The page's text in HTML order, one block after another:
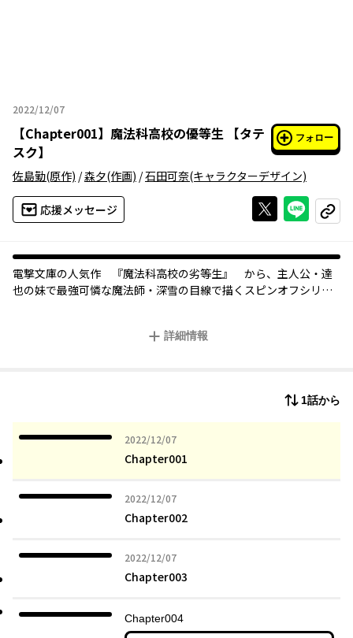
2022/12/07
2022年12月07日
【Chapter001】 魔法科高校の優等生 【タテ
スク】
フォロー
佐島勤(原作) /森夕(作画) /石田可奈(キャラクターデザイン)
応援メッセージ Xで投稿する
ライン
コピー
電撃文庫の人気作 『魔法科高校の劣等生』 から、主人公・達
也の妹で最強可憐な魔法師・深雪の目線で描くスピンオフシリー
詳細情報
1話から
2022/12/07
2022年12月07日
Chapter001
2022/12/07
2022年12月07日
Chapter002
2022/12/07
2022年12月07日
Chapter003
Chapter004